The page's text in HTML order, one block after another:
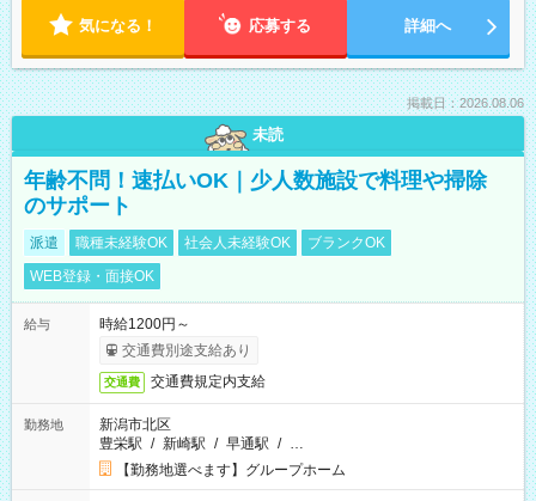
気になる！ 応募する 詳細へ
掲載日：2026.08.06
未読
年齢不問！速払いOK｜少人数施設で料理や掃除
のサポート
派遣 職種未経験OK 社会人未経験OK
ブランクOK
WEB登録・面接OK
給与
時給1200円～
交通費別途支給あり
交通費 交通費規定内支給
勤務地
新潟市北区
豊栄駅 / 新崎駅 / 早通駅 / …
【勤務地選べます】グループホーム